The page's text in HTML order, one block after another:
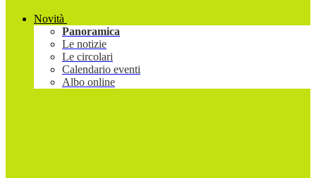
Novità
Panoramica
Le notizie
Le circolari
Calendario eventi
Albo online